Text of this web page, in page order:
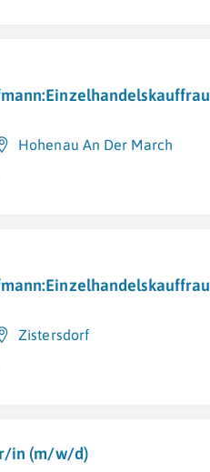
Hohenau An Der March
Zistersdorf
in (m/w/d)